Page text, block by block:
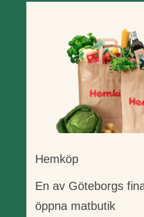
Hemköp
En av Göteborgs
öppna matbutik